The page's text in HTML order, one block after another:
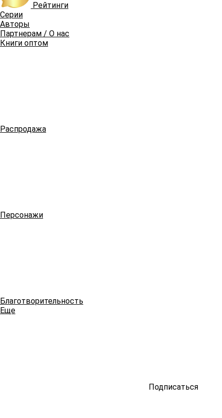
Рейтинги
Серии
Авторы
Партнерам / О нас
Книги оптом
Распродажа
Персонажи
Благотворительность
Еще
Подписаться